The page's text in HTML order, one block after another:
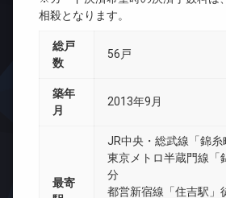
相殺となります。
総戸
数
56戸
築年
月
2013年9月
最寄
JR中央・総武線「錦
東京メトロ半蔵門線「
分
都営新宿線「住吉駅」